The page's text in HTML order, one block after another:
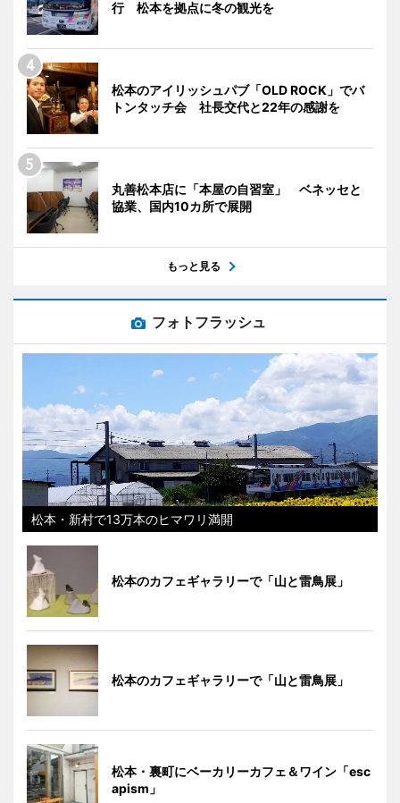
行 松本を拠点に冬の観光を
松本のアイリッシュパブ「OLD ROCK」でバ
トンタッチ会 社長交代と22年の感謝を
丸善松本店に「本屋の自習室」 ベネッセと
協業、国内10カ所で展開
もっと見る
フォトフラッシュ
松本・新村で13万本のヒマワリ満開
松本のカフェギャラリーで「山と雷鳥展」
松本のカフェギャラリーで「山と雷鳥展」
松本・裏町にベーカリーカフェ＆ワイン「esc
apism」